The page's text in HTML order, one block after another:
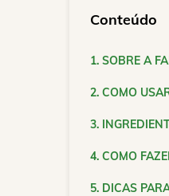
Conteúdo
SOBRE A
COMO
COMO
DICAS